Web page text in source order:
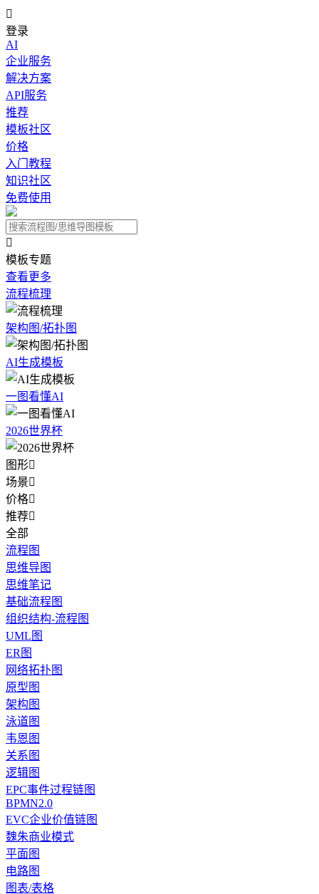

登录
AI
企业服务
解决方案
API服务
推荐
模板社区
价格
入门教程
知识社区
免费使用

模板专题
查看更多
流程梳理
架构图/拓扑图
AI生成模板
一图看懂AI
2026世界杯
图形
场景
价格
推荐
全部
流程图
思维导图
思维笔记
基础流程图
组织结构-流程图
UML图
ER图
网络拓扑图
原型图
架构图
泳道图
韦恩图
关系图
逻辑图
EPC事件过程链图
BPMN2.0
EVC企业价值链图
魏朱商业模式
平面图
电路图
图表/表格